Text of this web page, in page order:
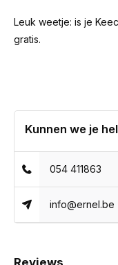
Leuk weetje: is je
gratis.
Kunnen we je
054 411863
info@ernel.be
Reviews